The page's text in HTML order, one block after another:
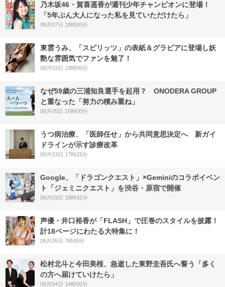
乃木坂46・賀喜遥香が週刊少年チャンピオンに登場！
「5年ぶん大人になった私を見ていただけたら」
08月07日 18時00分
東雲うみ、「スピリッツ」の表紙＆グラビアに登場し妖
艶な雰囲気でファンを魅了！
08月03日 18時00分
なぜ59歳の三浦知良選手を起用？ ONODERA GROUP
と重なった「努力の積み重ね」
08月05日 16時00分
うつ病治療、「医師任せ」から共同意思決定へ 新ガイ
ドラインが示す診療改革
08月03日 17時25分
Google、「ドラゴンクエスト」×Geminiのコラボイベン
ト「ジェミニクエスト」を渋谷・原宿で開催
08月03日 18時42分
声優・井口裕香が「FLASH」で圧巻のスタイルを披露！
計18ページにわたる大特集に！
08月05日 7時00分
松村北斗と今田美桜、急逝した東野圭吾氏へ誓う「多く
の方へ届けていけたら」
08月04日 14時00分